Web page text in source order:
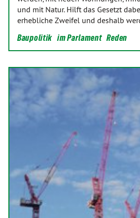
und mit Natur. Hilft das Gesetzt
erhebliche Zweifel und deshalb
Baupolitik im Parlament Reden